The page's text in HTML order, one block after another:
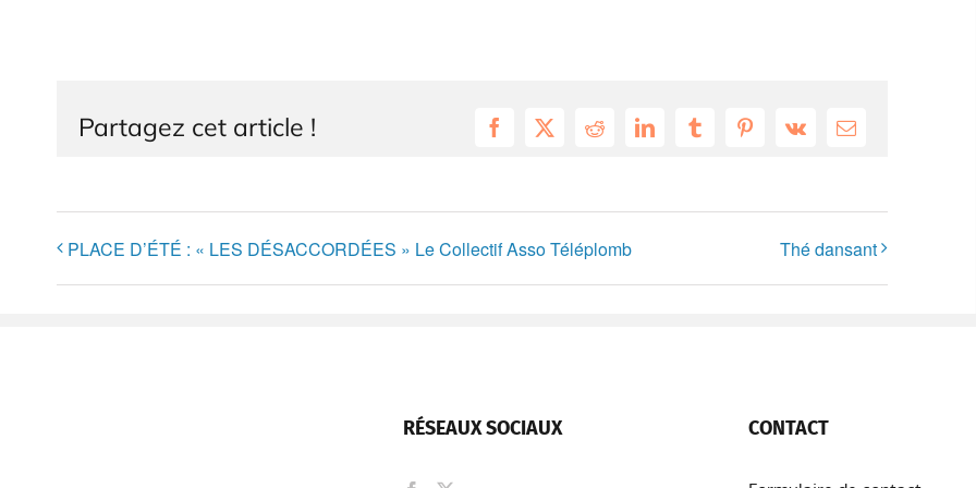
Partagez cet article ! Facebook
X RedditLinkedInTumblrPinterest
Vk Email
PLACE D’ÉTÉ : « LES DÉSACCORDÉES » Le Collectif Asso Téléplomb Thé dansant
RÉSEAUX SOCIAUX CONTACT